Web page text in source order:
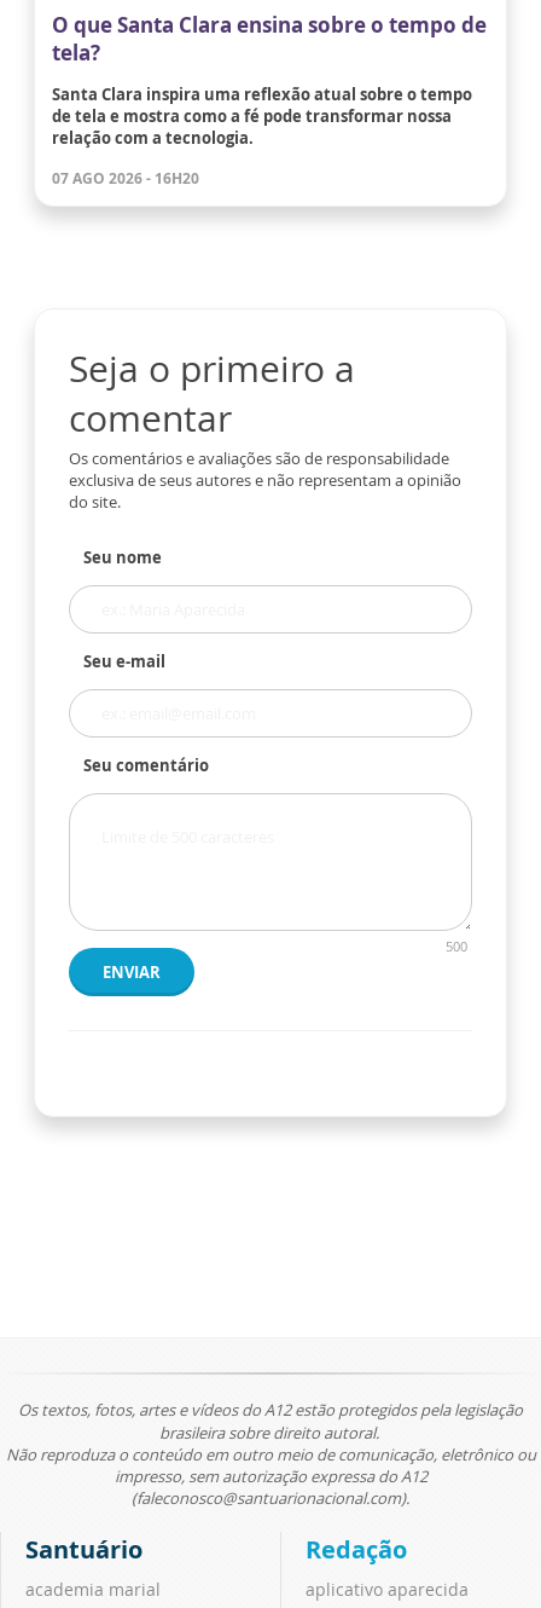
O que Santa Clara ensina sobre o tempo de
tela?
Santa Clara inspira uma reflexão atual sobre o tempo
de tela e mostra como a fé pode transformar nossa
relação com a tecnologia.
07 AGO 2026 - 16H20
Seja o primeiro a
comentar
Os comentários e avaliações são de responsabilidade
exclusiva de seus autores e não representam a opinião
do site.
Seu nome
Seu e-mail
Seu comentário
500
ENVIAR
Os textos, fotos, artes e vídeos do A12 estão protegidos pela legislação
brasileira sobre direito autoral.
Não reproduza o conteúdo em outro meio de comunicação, eletrônico ou
impresso, sem autorização expressa do A12
(faleconosco@santuarionacional.com).
Santuário
academia marial
Redação
aplicativo aparecida